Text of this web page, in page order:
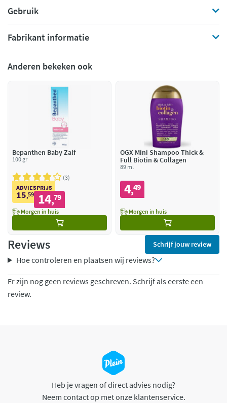
Gebruik
Fabrikant informatie
Anderen bekeken ook
Bepanthen Baby Zalf
100 gr
3
ADVIESPRIJS
15,59 14,79
Morgen in huis
OGX Mini Shampoo Thick &
Full Biotin & Collagen
89 ml
4,49
Morgen in huis
Reviews Schrijf jouw review
Hoe controleren en plaatsen wij reviews?
Er zijn nog geen reviews geschreven. Schrijf als eerste een
review.
Heb je vragen of direct advies nodig?
Neem contact op met onze klantenservice.